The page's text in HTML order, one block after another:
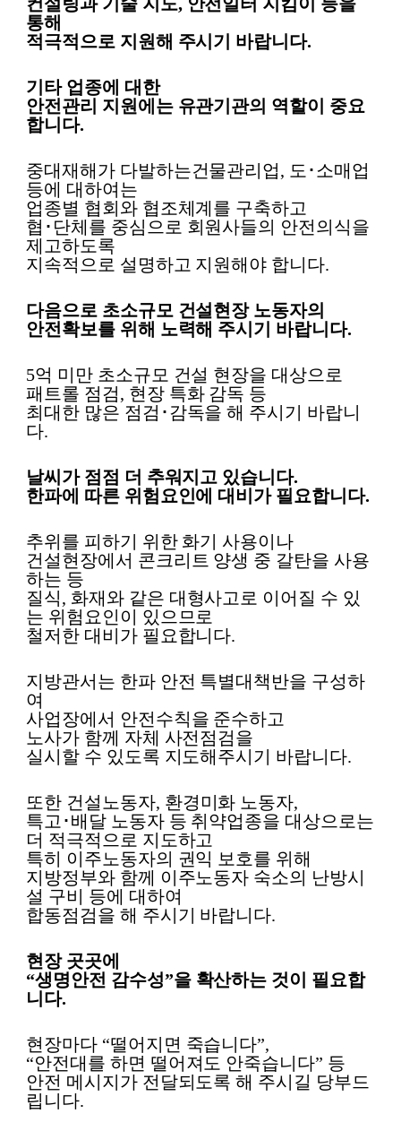
통해
적극적으로 지원해 주시기 바랍니다.
기타 업종에 대한
안전관리 지원에는 유관기관의 역할이 중요
합니다.
중대재해가 다발하는건물관리업, 도 ･소매업
등에 대하여는
업종별 협회와 협조체계를 구축하고
협 ･ 단체를 중심으로 회원사들의 안전의식을
제고하도록
지속적으로 설명하고 지원해야 합니다.
다음으로 초소규모 건설현장 노동자의
안전확보를 위해 노력해 주시기 바랍니다.
5억 미만 초소규모 건설 현장을 대상으로
패트롤 점검, 현장 특화 감독 등
최대한 많은 점검 ･감독을 해 주시기 바랍니
다.
날씨가 점점 더 추워지고 있습니다.
한파에 따른 위험요인에 대비가 필요합니다.
추위를 피하기 위한 화기 사용이나
건설현장에서 콘크리트 양생 중 갈탄을 사용
하는 등
질식, 화재와 같은 대형사고로 이어질 수 있
는 위험요인이 있으므로
철저한 대비가 필요합니다.
지방관서는 한파 안전 특별대책반을 구성하
여
사업장에서 안전수칙을 준수하고
노사가 함께 자체 사전점검을
실시할 수 있도록 지도해주시기 바랍니다.
또한 건설노동자, 환경미화 노동자,
특고 ･배달 노동자 등 취약업종을 대상으로는
더 적극적으로 지도하고
특히 이주노동자의 권익 보호를 위해
지방정부와 함께 이주노동자 숙소의 난방시
설 구비 등에 대하여
합동점검을 해 주시기 바랍니다.
현장 곳곳에
“생명안전 감수성”을 확산하는 것이 필요합
니다.
현장마다 “떨어지면 죽습니다”,
“안전대를 하면 떨어져도 안죽습니다” 등
안전 메시지가 전달되도록 해 주시길 당부드
립니다.